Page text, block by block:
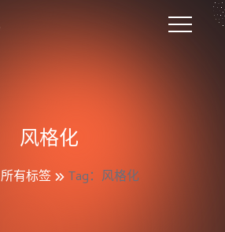
风格化
所有标签 Tag：风格化